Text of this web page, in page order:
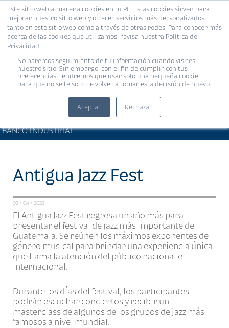
Este sitio web almacena cookies en tu PC. Estas cookies sirven para
mejorar nuestro sitio web y ofrecer servicios más personalizados,
tanto en este sitio web como a través de otras redes. Para conocer más
acerca de las cookies que utilizamos, revisa nuestra Política de
Privacidad.
No haremos seguimiento de tu información cuando visites
nuestro sitio. Sin embargo, con el fin de cumplir con tus
preferencias, tendremos que usar solo una pequeña cookie
para que no se te solicite volver a tomar esta decisión de nuevo.
Aceptar Rechazar
MENÚ
BANCO INDUSTRIAL
Antigua Jazz Fest
03 / 04 / 2023
El Antigua Jazz Fest regresa un año más para
presentar el festival de jazz más importante de
Guatemala. Se reúnen los máximos exponentes del
género musical para brindar una experiencia única
que llama la atención del público nacional e
internacional.
Durante los días del festival, los participantes
podrán escuchar conciertos y recibir un
masterclass de algunos de los grupos de jazz más
famosos a nivel mundial.